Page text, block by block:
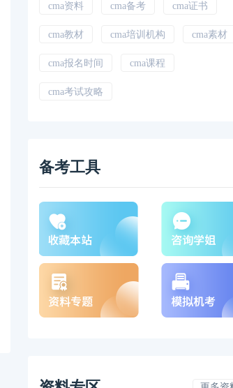
cma资料 cma备考 cma证书
cma教材 cma培训机构 cma素材
cma报名时间 cma课程
cma考试攻略
备考工具